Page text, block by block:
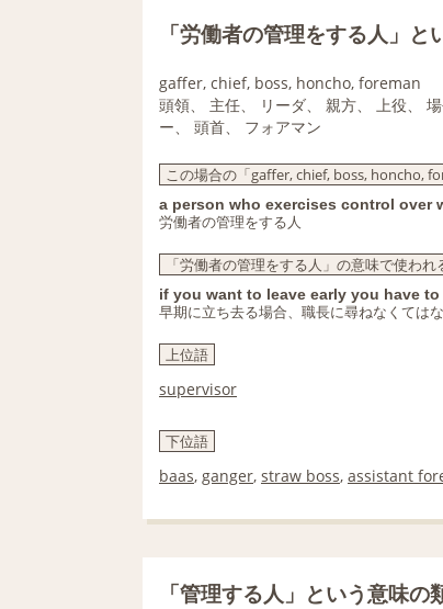
「労働者の管理をする人」と
gaffer, chief, boss, honcho, foreman
頭領、 主任、 リーダ、 親方、 上役、
ー、 頭首、 フォアマン
この場合の「gaffer, chief, boss, honcho,
a person who exercises control over
労働者の管理をする人
「労働者の管理をする人」の意味で使わ
if you want to leave early you have
早期に立ち去る場合、職長に尋ねなくては
上位語
supervisor
下位語
baas, ganger, straw boss, assistant
「管理する人」という意味の